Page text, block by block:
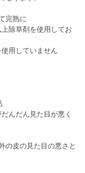
完熟に
除草剤を使用してお
用していません
んだん見た目が悪く
の皮の見た目の悪さと